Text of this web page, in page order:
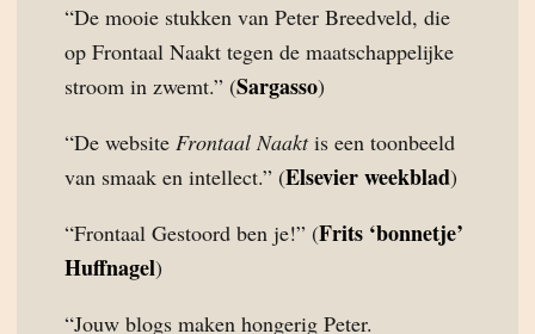
“De mooie stukken van Peter Breedveld, die
op Frontaal Naakt tegen de maatschappelijke
stroom in zwemt.” (Sargasso)
“De website Frontaal Naaktis een toonbeeld
van smaak en intellect.” (Elsevier weekblad)
“Frontaal Gestoord ben je!” (Frits ‘bonnetje’
Huffnagel)
“Jouw blogs maken hongerig Peter.